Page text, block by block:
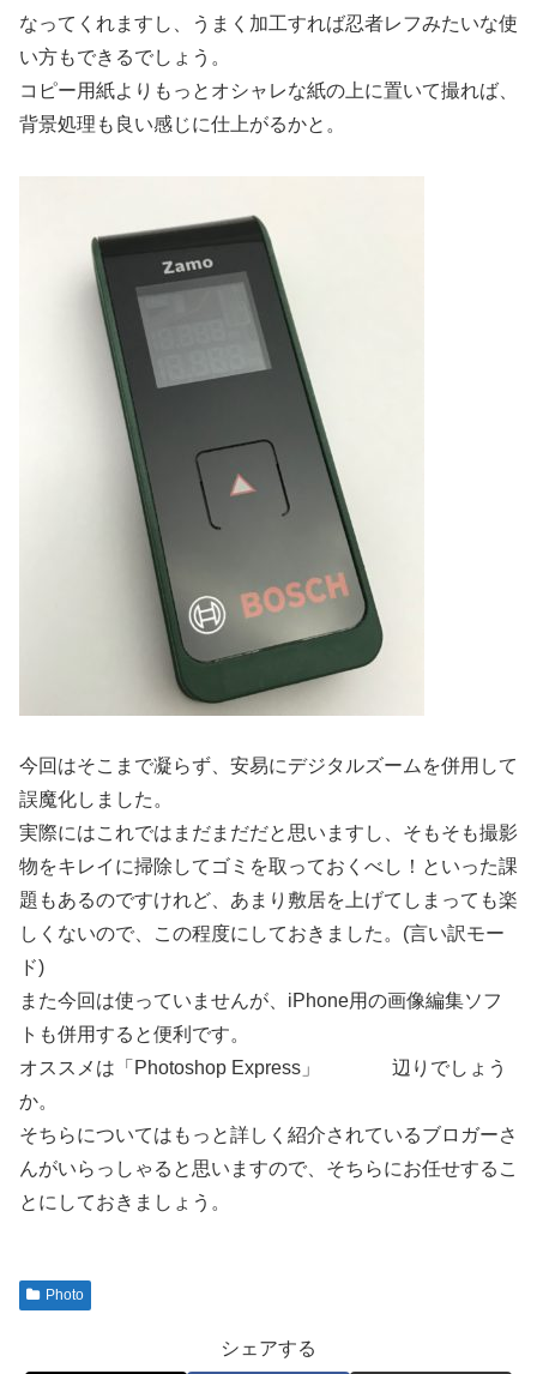
なってくれますし、うまく加工すれば忍者レフみたいな使
い方もできるでしょう。
コピー用紙よりもっとオシャレな紙の上に置いて撮れば、
背景処理も良い感じに仕上がるかと。
今回はそこまで凝らず、安易にデジタルズームを併用して
誤魔化しました。
実際にはこれではまだまだだと思いますし、そもそも撮影
物をキレイに掃除してゴミを取っておくべし！といった課
題もあるのですけれど、あまり敷居を上げてしまっても楽
しくないので、この程度にしておきました。(言い訳モー
ド)
また今回は使っていませんが、iPhone用の画像編集ソフ
トも併用すると便利です。
オススメは「Photoshop Express」
辺りでしょう
か。
そちらについてはもっと詳しく紹介されているブロガーさ
んがいらっしゃると思いますので、そちらにお任せするこ
とにしておきましょう。
Photo
シェアする